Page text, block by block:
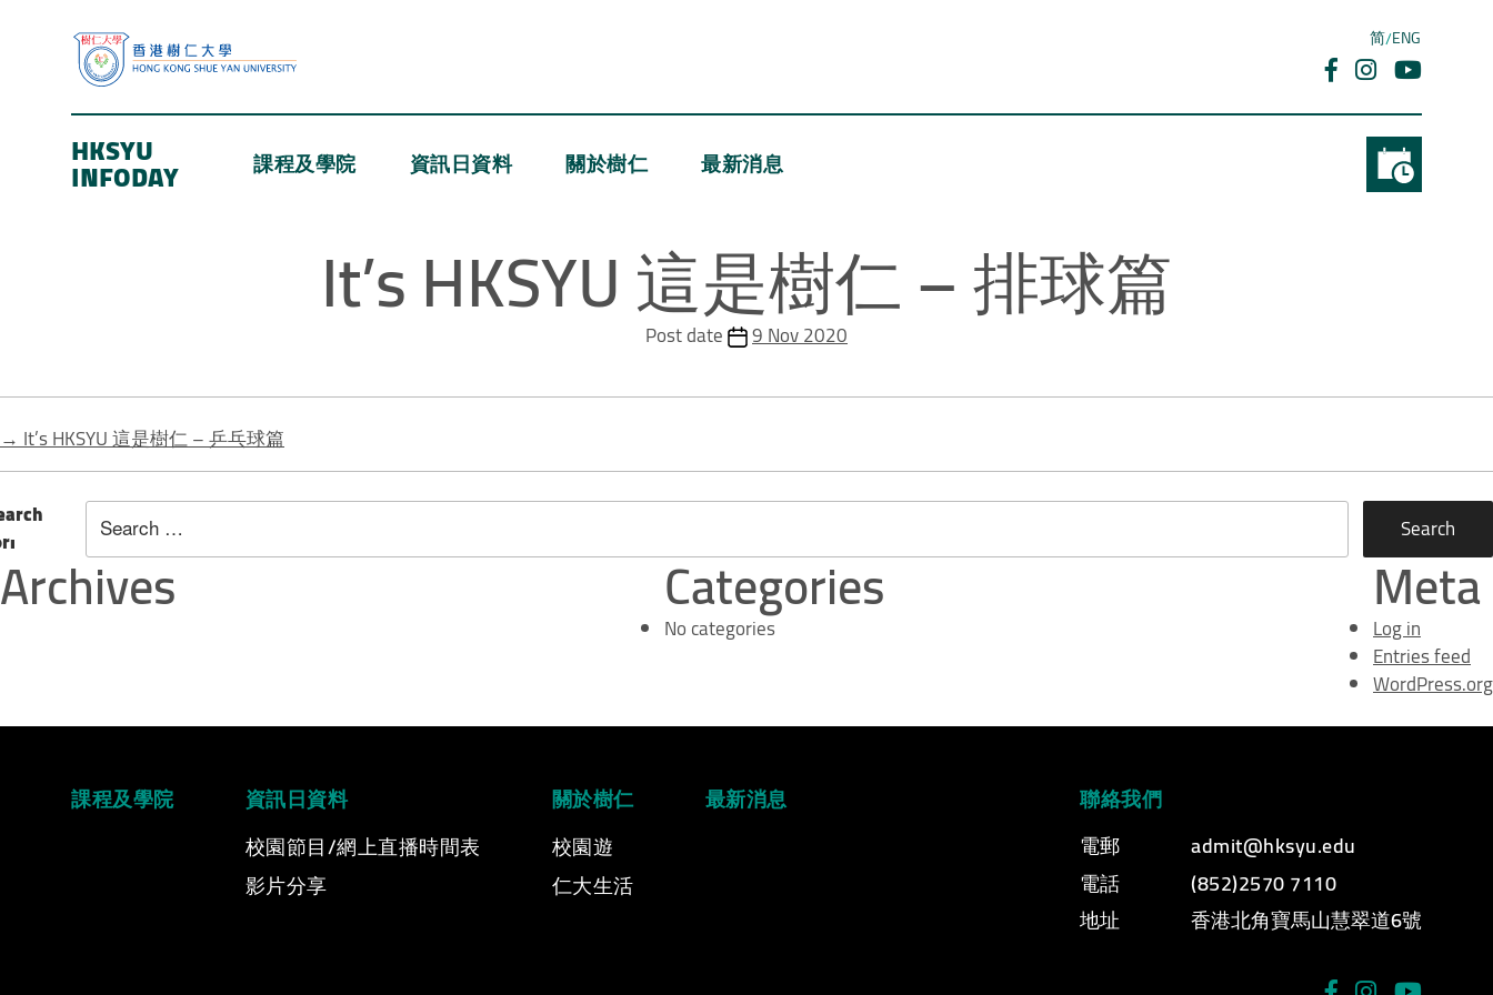
简 ENG
HKSYU
INFODAY 課程及學院 資訊日資料 關於樹仁 最新消息
It’s HKSYU 這是樹仁 – 排球篇
Post date 9 Nov 2020
→It’s HKSYU 這是樹仁 – 乒乓球篇
Archives Categories
No categories Meta
Log in
Entries feed
WordPress.org
Video Title
課程及學院
資訊日資料
校園節目/網上直播時間表
影片分享
關於樹仁
校園遊
仁大生活
最新消息
聯絡我們
電郵
admit@hksyu.edu
電話
(852)2570 7110
地址
香港北角寶馬山慧翠道6號